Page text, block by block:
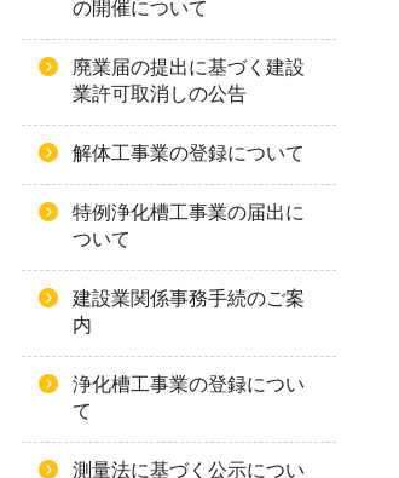
の開催について
廃業届の提出に基づく建設
業許可取消しの公告
解体工事業の登録について
特例浄化槽工事業の届出に
ついて
建設業関係事務手続のご案
内
浄化槽工事業の登録につい
て
測量法に基づく公示につい